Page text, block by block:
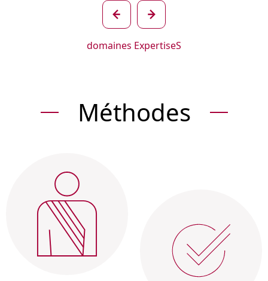
PrécédentSuivant
domaines ExpertiseS
Méthodes